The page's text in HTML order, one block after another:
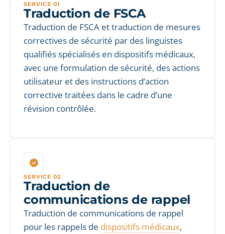
SERVICE 01
Traduction de FSCA
Traduction de FSCA et traduction de mesures
correctives de sécurité par des linguistes
qualifiés spécialisés en dispositifs médicaux,
avec une formulation de sécurité, des actions
utilisateur et des instructions d’action
corrective traitées dans le cadre d’une
révision contrôlée.
SERVICE 02
Traduction de
communications de rappel
Traduction de communications de rappel
pour les rappels de dispositifs médicaux,